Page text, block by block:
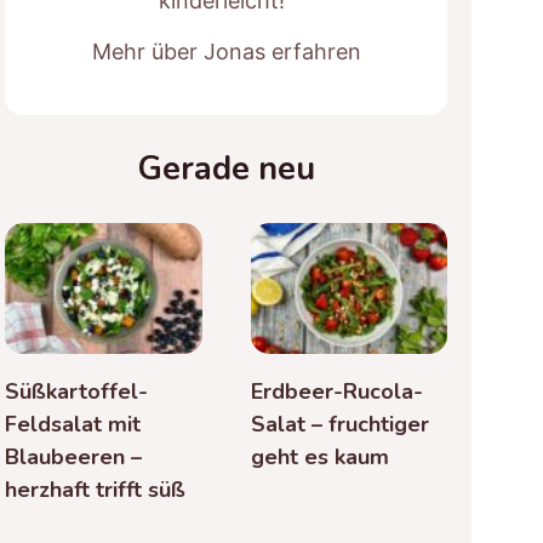
Mehr über Jonas erfahren
Gerade neu
Süßkartoffel-
Feldsalat mit
Blaubeeren –
herzhaft trifft süß
Erdbeer-Rucola-
Salat – fruchtiger
geht es kaum